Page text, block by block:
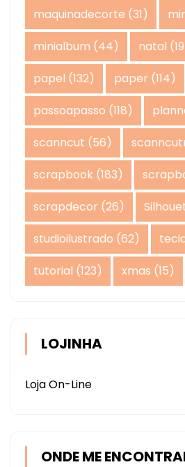
maquinadecorte (31)
minialbum (44) natal
papel (132) paper (114)
passoapasso (118)
scanncut (56)
scrapbook (183)
scrapdecor (26)
studioilustrado (62)
tutorial (123) xmas (15)
LOJINHA
Loja On-Line
ONDE ME